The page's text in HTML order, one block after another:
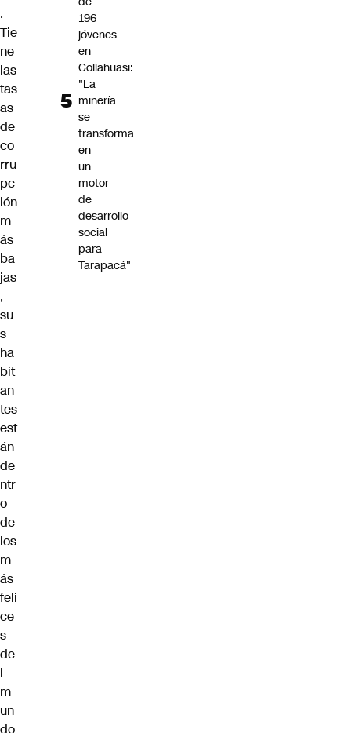
.
Tie
ne
las
tas
as
de
co
rru
pc
ión
m
ás
ba
jas
,
su
s
ha
bit
an
tes
est
án
de
ntr
o
de
los
m
ás
feli
ce
s
de
l
m
un
do
196
jóvenes
en
Collahuasi:
"La
minería
se
transforma
en
un
motor
de
desarrollo
social
para
Tarapacá"